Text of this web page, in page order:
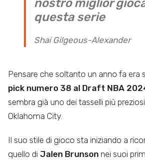
nostro miglior
questa serie
Shai Gilgeous-Alexander
Pensare che soltanto un anno fa era
pick numero 38 al Draft NBA
sembra già uno dei tasselli più
Oklahoma City.
Il suo stile di gioco sta iniziando a
quello di Jalen Brunson nei suoi